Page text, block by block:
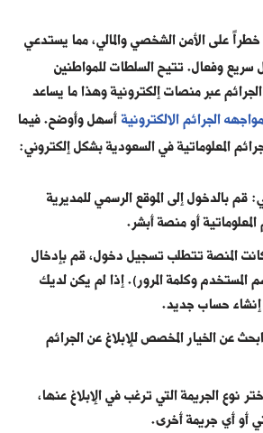
خطراً على الأمن الشخصي والمالي، مما يستدعي
سريع وفعال. تتيح السلطات للمواطنين
الجرائم عبر منصات إلكترونية وهذا ما يساعد
الجرائم الالكترونيةأسهل وأوضح. فيما
المعلوماتية في السعودية بشكل إلكتروني:
قم بالدخول إلى الموقع الرسمي للمديرية
المعلوماتية أو منصة أبشر.
المنصة تتطلب تسجيل دخول، قم بإدخال
المستخدم وكلمة المرور). إذا لم يكن لديك
حساب جديد.
عن الخيار المخصص للإبلاغ عن الجرائم
نوع الجريمة التي ترغب في الإبلاغ عنها،
أو أي جريمة أخرى.